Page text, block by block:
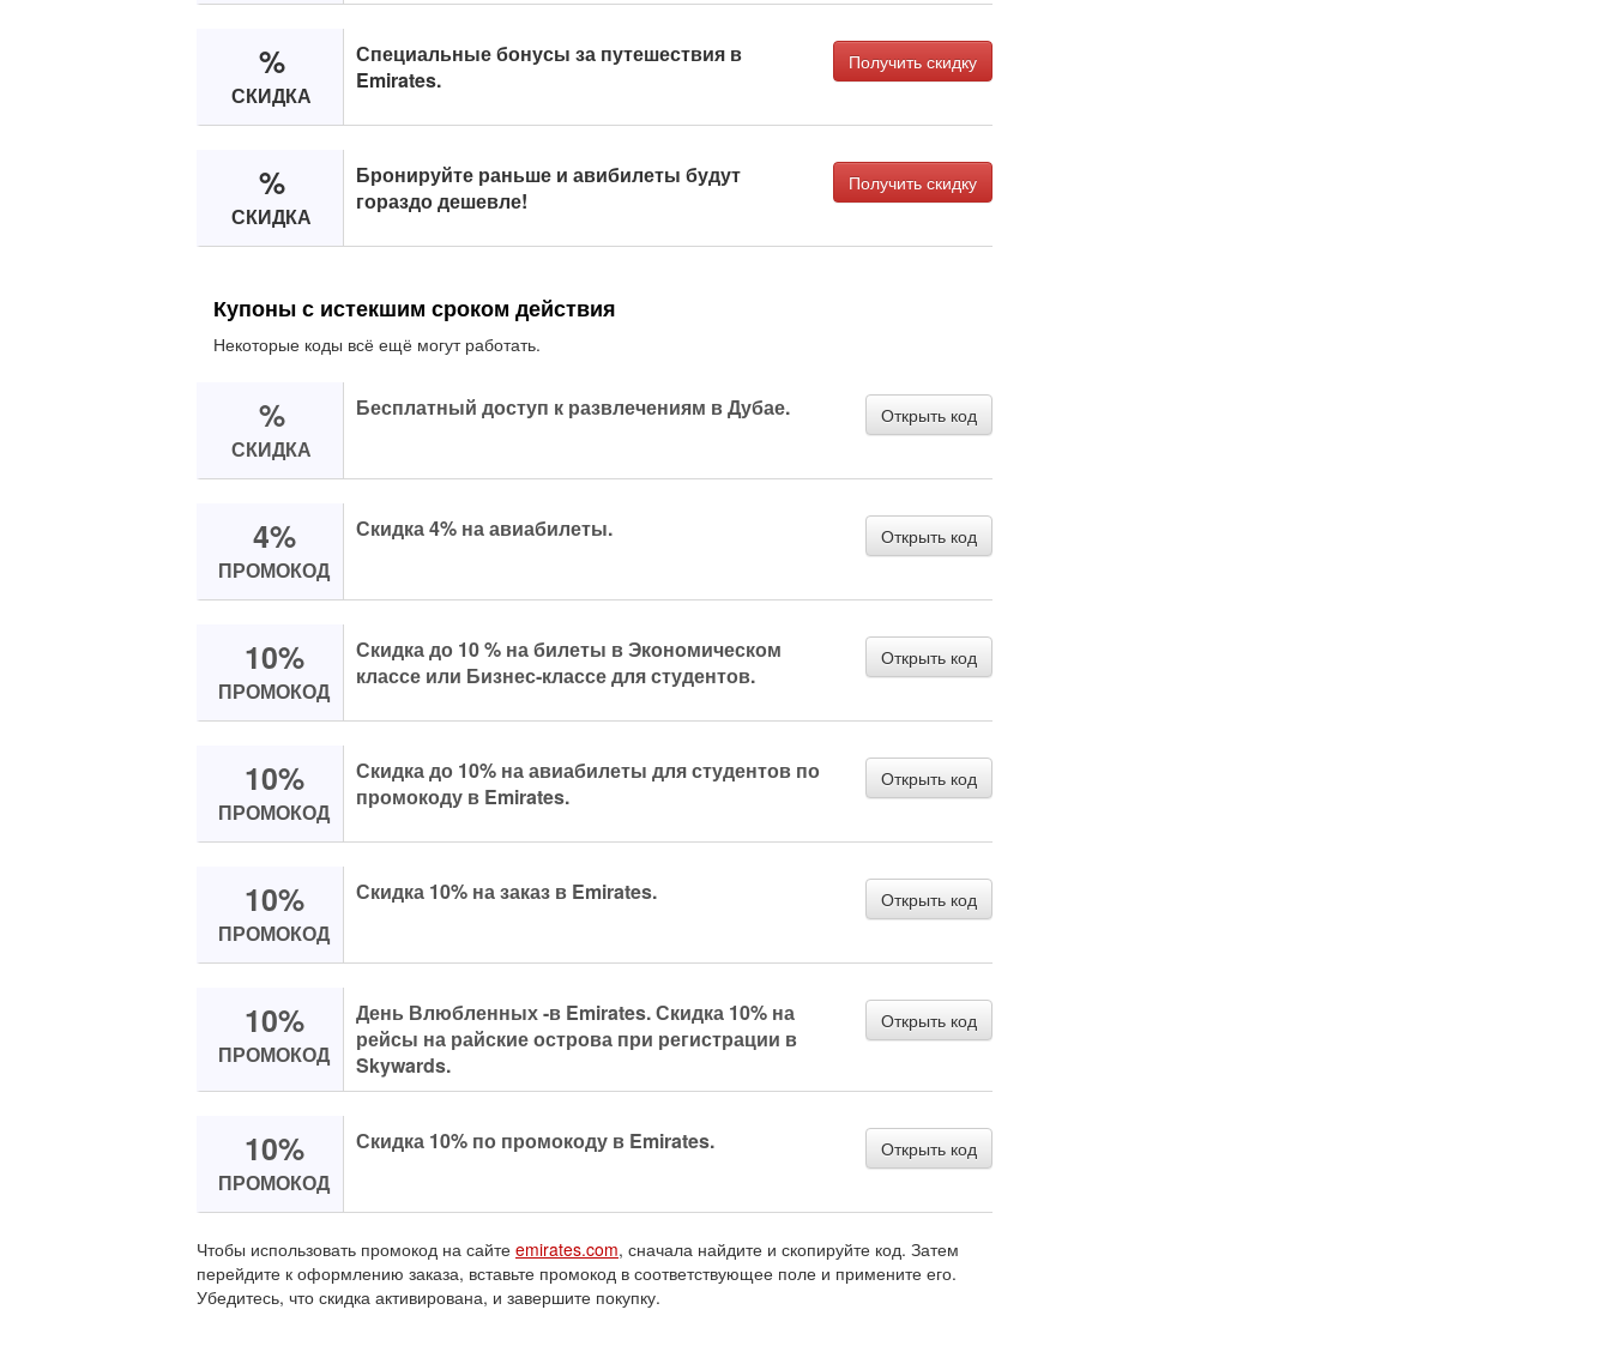
%
СКИДКА
Специальные бонусы за путешествия в
Emirates.
Получить скидку
%
СКИДКА
Бронируйте раньше и авибилеты будут
гораздо дешевле!
Получить скидку
Купоны с истекшим сроком действия
Некоторые коды всё ещё могут работать.
%
СКИДКА
Бесплатный доступ к развлечениям в Дубае. Открыть код
4%
ПРОМОКОД
Скидка 4% на авиабилеты. Открыть код
10%
ПРОМОКОД
Скидка до 10 % на билеты в Экономическом
классе или Бизнес‑классе для студентов.
Открыть код
10%
ПРОМОКОД
Скидка до 10% на авиабилеты для студентов по
промокоду в Emirates.
Открыть код
10%
ПРОМОКОД
Скидка 10% на заказ в Emirates. Открыть код
10%
ПРОМОКОД
День Влюбленных -в Emirates. Скидка 10% на
рейсы на райские острова при регистрации в
Skywards.
Открыть код
10%
ПРОМОКОД
Скидка 10% по промокоду в Emirates. Открыть код
Чтобы использовать промокод на сайте emirates.com, сначала найдите и скопируйте код. Затем
перейдите к оформлению заказа, вставьте промокод в соответствующее поле и примените его.
Убедитесь, что скидка активирована, и завершите покупку.